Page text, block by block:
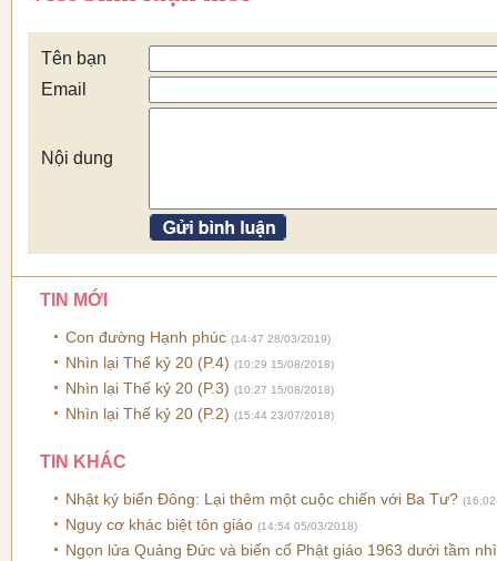
Tên bạn
Email
Nội dung
TIN MỚI
Con đường Hạnh phúc (14:47 28/03/2019)
Nhìn lại Thế kỷ 20 (P.4) (10:29 15/08/2018)
Nhìn lại Thế kỷ 20 (P.3) (10:27 15/08/2018)
Nhìn lại Thế kỷ 20 (P.2) (15:44 23/07/2018)
TIN KHÁC
Nhật ký biển Đông: Lại thêm một cuộc chiến với Ba Tư?
Nguy cơ khác biệt tôn giáo (14:54 05/03/2018)
Ngọn lửa Quảng Đức và biến cố Phật giáo 1963 dưới tầm